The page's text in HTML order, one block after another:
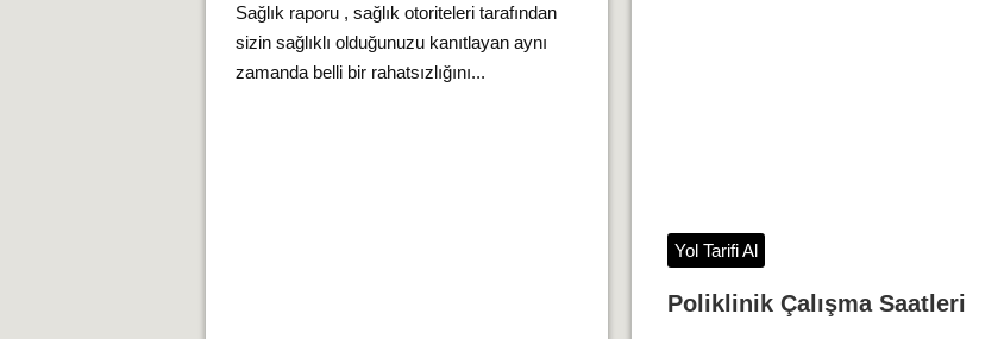
Yol Tarifi Al
Poliklinik Çalışma Saatleri
Sağlık raporu , sağlık otoriteleri tarafından
sizin sağlıklı olduğunuzu kanıtlayan aynı
zamanda belli bir rahatsızlığını...